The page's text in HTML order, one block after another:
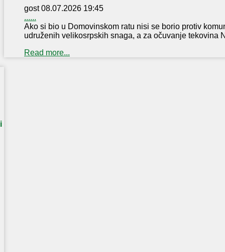
gost 08.07.2026 19:45
......
Ako si bio u Domovinskom ratu nisi se borio protiv
udruženih velikosrpskih snaga, a za očuvanje tekovina
Read more...